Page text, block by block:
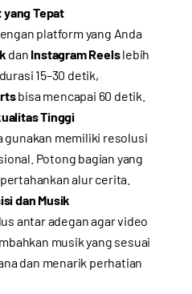
yang Tepat
platform yang Anda
dan Instagram Reelslebih
15–30 detik,
bisa mencapai 60 detik.
Tinggi
gunakan memiliki resolusi
Potong bagian yang
alur cerita.
dan Musik
antar adegan agar video
musik yang sesuai
dan menarik perhatian